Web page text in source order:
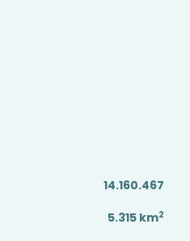
14.160.467
5.315 km2